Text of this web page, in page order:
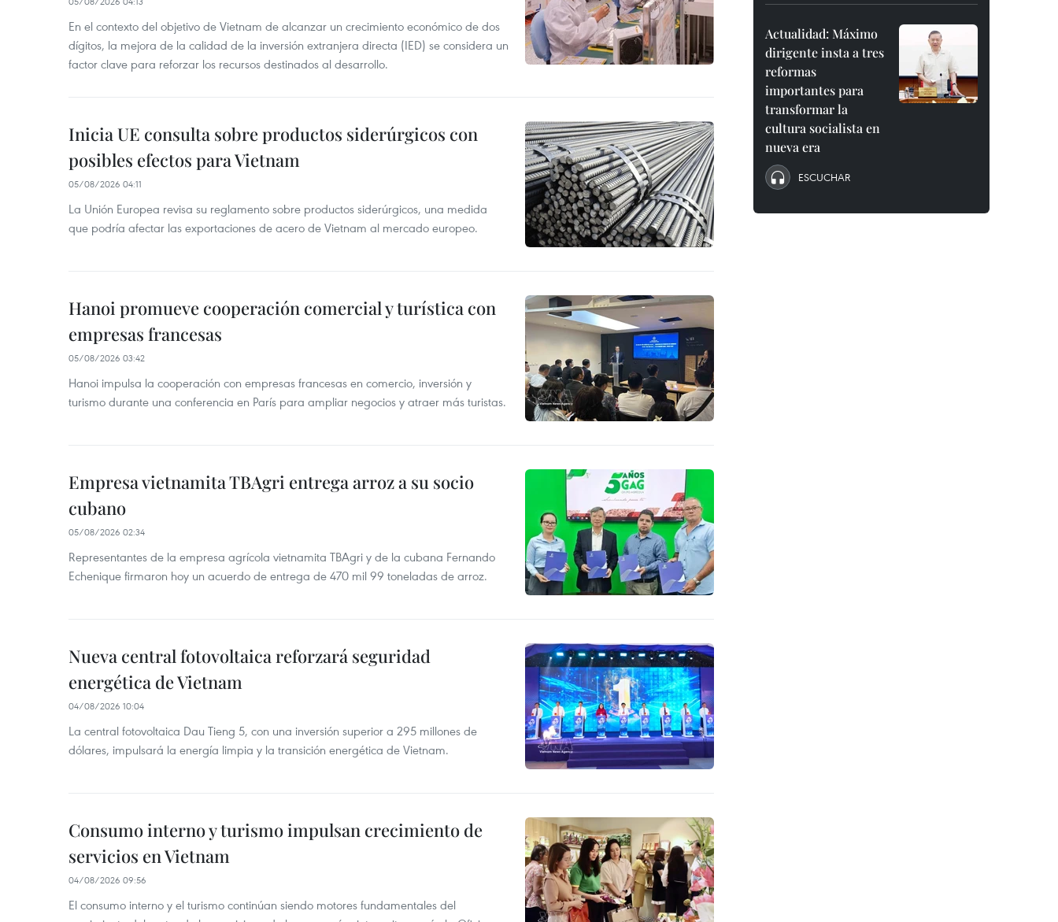
En el contexto del objetivo de Vietnam de alcanzar un crecimiento económico de dos
dígitos, la mejora de la calidad de la inversión extranjera directa (IED) se considera un
factor clave para reforzar los recursos destinados al desarrollo.
Inicia UE consulta sobre productos siderúrgicos con
posibles efectos para Vietnam
05/08/2026 04:11
La Unión Europea revisa su reglamento sobre productos siderúrgicos, una medida
que podría afectar las exportaciones de acero de Vietnam al mercado europeo.
Hanoi promueve cooperación comercial y turística con
empresas francesas
05/08/2026 03:42
Hanoi impulsa la cooperación con empresas francesas en comercio, inversión y
turismo durante una conferencia en París para ampliar negocios y atraer más turistas.
Empresa vietnamita TBAgri entrega arroz a su socio
cubano
05/08/2026 02:34
Representantes de la empresa agrícola vietnamita TBAgri y de la cubana Fernando
Echenique firmaron hoy un acuerdo de entrega de 470 mil 99 toneladas de arroz.
Nueva central fotovoltaica reforzará seguridad
energética de Vietnam
04/08/2026 10:04
La central fotovoltaica Dau Tieng 5, con una inversión superior a 295 millones de
dólares, impulsará la energía limpia y la transición energética de Vietnam.
Consumo interno y turismo impulsan crecimiento de
servicios en Vietnam
04/08/2026 09:56
El consumo interno y el turismo continúan siendo motores fundamentales del
Actualidad: Máximo
dirigente insta a tres
reformas
importantes para
transformar la
cultura socialista en
nueva era
ESCUCHAR